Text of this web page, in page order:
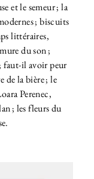
et le semeur ; la
; biscuits
littéraires,
du son ;
faut-il avoir peur
de la bière ; le
Perenec,
; les fleurs du